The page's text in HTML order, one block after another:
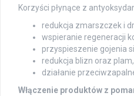
Korzyści płynące z
redukcja zmarszczek i
wspieranie regeneracji
przyspieszenie gojenia
redukcja blizn oraz plam,
działanie
Włączenie produktów z